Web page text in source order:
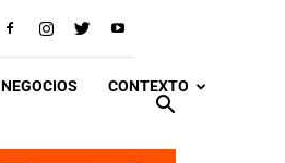
NEGOCIOS CONTEXTO